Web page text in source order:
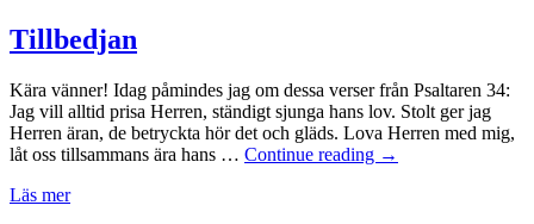
Tillbedjan
Kära vänner! Idag påmindes jag om dessa verser från Psaltaren 34:
Jag vill alltid prisa Herren, ständigt sjunga hans lov. Stolt ger jag
Herren äran, de betryckta hör det och gläds. Lova Herren med mig,
låt oss tillsammans ära hans … Continue reading →
Läs mer